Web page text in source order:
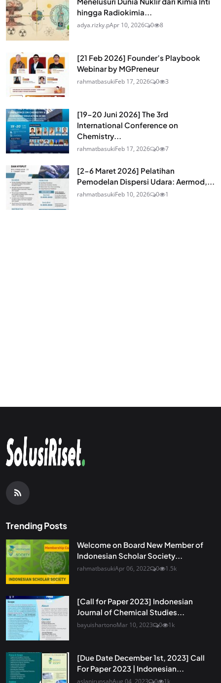
hingga Radiokimia...
adya.rizky.pApr 10, 2026 0 8
[21 Feb 2026] Founder’s Playbook
Webinar by MGPreneur
rahmatbasukiFeb 17, 2026 0 3
[19-20 Juni 2026] The 3rd
International Conference on
Chemistry...
rahmatbasukiFeb 17, 2026 0 7
[2-6 Maret 2026] Pelatihan
Pemodelan Dispersi Udara: Aermod,...
rahmatbasukiFeb 10, 2026 0 1
Trending Posts
Welcome on Board New Member of
Indonesian Scholar Society...
rahmatbasukiApr 06, 2022 0 1.5k
[Call for Paper 2023] Indonesian
Journal of Chemical Studies...
bayuishartonoMar 10, 2023 0 1k
[Due Date December 1st, 2023] Call
For Paper 2023 | Indonesian...
aslanirunsahAug 04, 2023 0 1k